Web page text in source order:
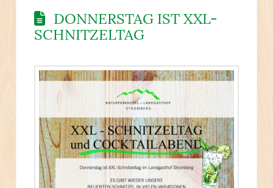
DONNERSTAG IST XXL-
SCHNITZELTAG